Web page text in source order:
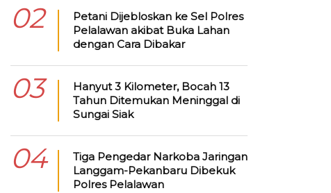
02
Petani Dijebloskan ke Sel Polres
Pelalawan akibat Buka Lahan
dengan Cara Dibakar
03
Hanyut 3 Kilometer, Bocah 13
Tahun Ditemukan Meninggal di
Sungai Siak
04
Tiga Pengedar Narkoba Jaringan
Langgam-Pekanbaru Dibekuk
Polres Pelalawan